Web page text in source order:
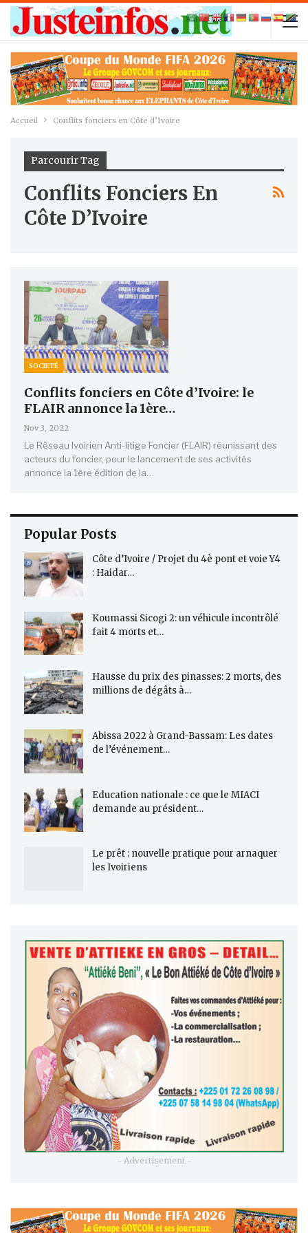
Accueil Conflits fonciers en Côte d’Ivoire
Parcourir Tag
Conflits Fonciers En
Côte D’Ivoire
SOCIETÉ
Conflits fonciers en Côte d’Ivoire: le
FLAIR annonce la 1ère…
Nov 3, 2022
Le Réseau Ivoirien Anti-litige Foncier (FLAIR) réunissant des
acteurs du foncier, pour le lancement de ses activités
annonce la 1ère édition de la…
Popular Posts
Côte d’Ivoire / Projet du 4è pont et voie Y4
: Haidar…
Koumassi Sicogi 2: un véhicule incontrôlé
fait 4 morts et…
Hausse du prix des pinasses: 2 morts, des
millions de dégâts à…
Abissa 2022 à Grand-Bassam: Les dates
de l’événement…
Education nationale : ce que le MIACI
demande au président…
Le prêt : nouvelle pratique pour arnaquer
les Ivoiriens
- Advertisement -